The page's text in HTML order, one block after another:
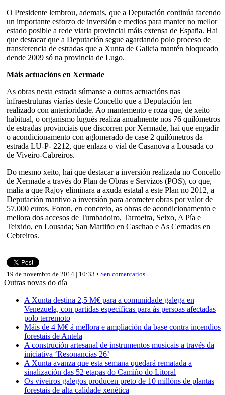
O Presidente lembrou, ademais, que a Deputación continúa facendo
un importante esforzo de inversión e medios para manter no mellor
estado posible a rede viaria provincial máis extensa de España. Hai
que destacar que a Deputación segue agardando polo proceso de
transferencia de estradas que a Xunta de Galicia mantén bloqueado
dende 2009 só na provincia de Lugo.
Máis actuacións en Xermade
As obras nesta estrada súmanse a outras actuacións nas
infraestruturas viarias deste Concello que a Deputación ten
realizado con anterioridade. Ao mantemento e roza que, de xeito
habitual, o organismo lugués realiza anualmente nos 76 quilómetros
de estradas provinciais que discorren por Xermade, hai que engadir
o acondicionamento con aglomerado de case 2 quilómetros da
estrada LU-P- 2212, que enlaza o vial de Casanova a Lousada co
de Viveiro-Cabreiros.
Do mesmo xeito, hai que destacar a inversión realizada no Concello
de Xermade a través do Plan de Obras e Servizos (POS), co que,
malia a que Rajoy eliminara a axuda estatal a este Plan no 2012, a
Deputación mantivo a inversión para acometer obras por valor de
57.000 euros. Foron, en concreto, as obras de acondicionamento e
mellora dos accesos de Tumbadoiro, Tarroeira, Seixo, A Pía e
Teixido, en Lousada; San Martiño en Caschao e As Cernadas en
Cebreiros.
19 de novembro de 2014 | 10:33 • Sen comentarios
Outras novas do día
A Xunta destina 2,5 M€ para a comunidade galega en
Venezuela, con partidas específicas para ás persoas afectadas
polo terremoto
Máis de 4 M€ á mellora e ampliación da base contra incendios
forestais de Antela
A construción artesanal de instrumentos musicais a través da
iniciativa ‘Resonancias 26’
A Xunta avanza que esta semana quedará rematada a
sinalización das 52 etapas do Camiño do Litoral
Os viveiros galegos producen preto de 10 millóns de plantas
forestais de alta calidade xenética